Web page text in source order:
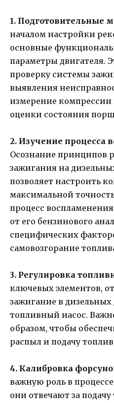
1. Подготовительные
началом настройки
основные
параметры двигателя.
проверку системы
выявления
измерение компрессии
оценки состояния
2. Изучение процесса
Осознание принципов
зажигания на
позволяет настроить
максимальной
процесс
от его бензинового
специфических
самовозгорание
3. Регулировка
ключевых элементов,
зажигание в дизельных
топливный насос.
образом, чтобы
распыл и подачу
4. Калибровка
важную роль в
они отвечают за